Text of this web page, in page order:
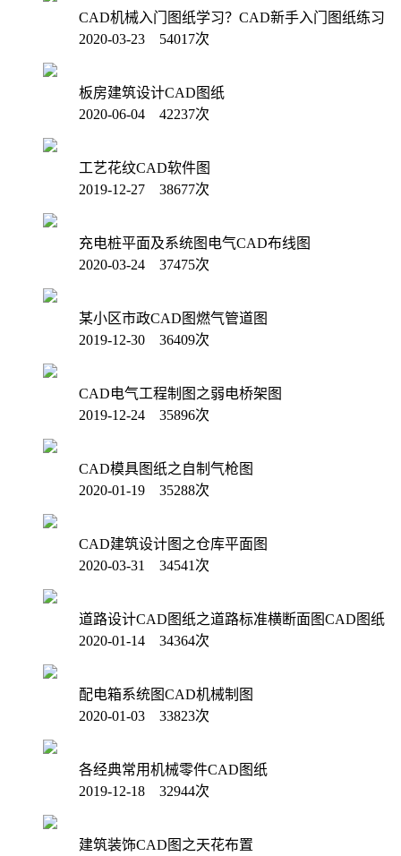
CAD机械入门图纸学习？CAD新手入门图纸练习
2020-03-23 54017次
板房建筑设计CAD图纸
2020-06-04 42237次
工艺花纹CAD软件图
2019-12-27 38677次
充电桩平面及系统图电气CAD布线图
2020-03-24 37475次
某小区市政CAD图燃气管道图
2019-12-30 36409次
CAD电气工程制图之弱电桥架图
2019-12-24 35896次
CAD模具图纸之自制气枪图
2020-01-19 35288次
CAD建筑设计图之仓库平面图
2020-03-31 34541次
道路设计CAD图纸之道路标准横断面图CAD图纸
2020-01-14 34364次
配电箱系统图CAD机械制图
2020-01-03 33823次
各经典常用机械零件CAD图纸
2019-12-18 32944次
建筑装饰CAD图之天花布置